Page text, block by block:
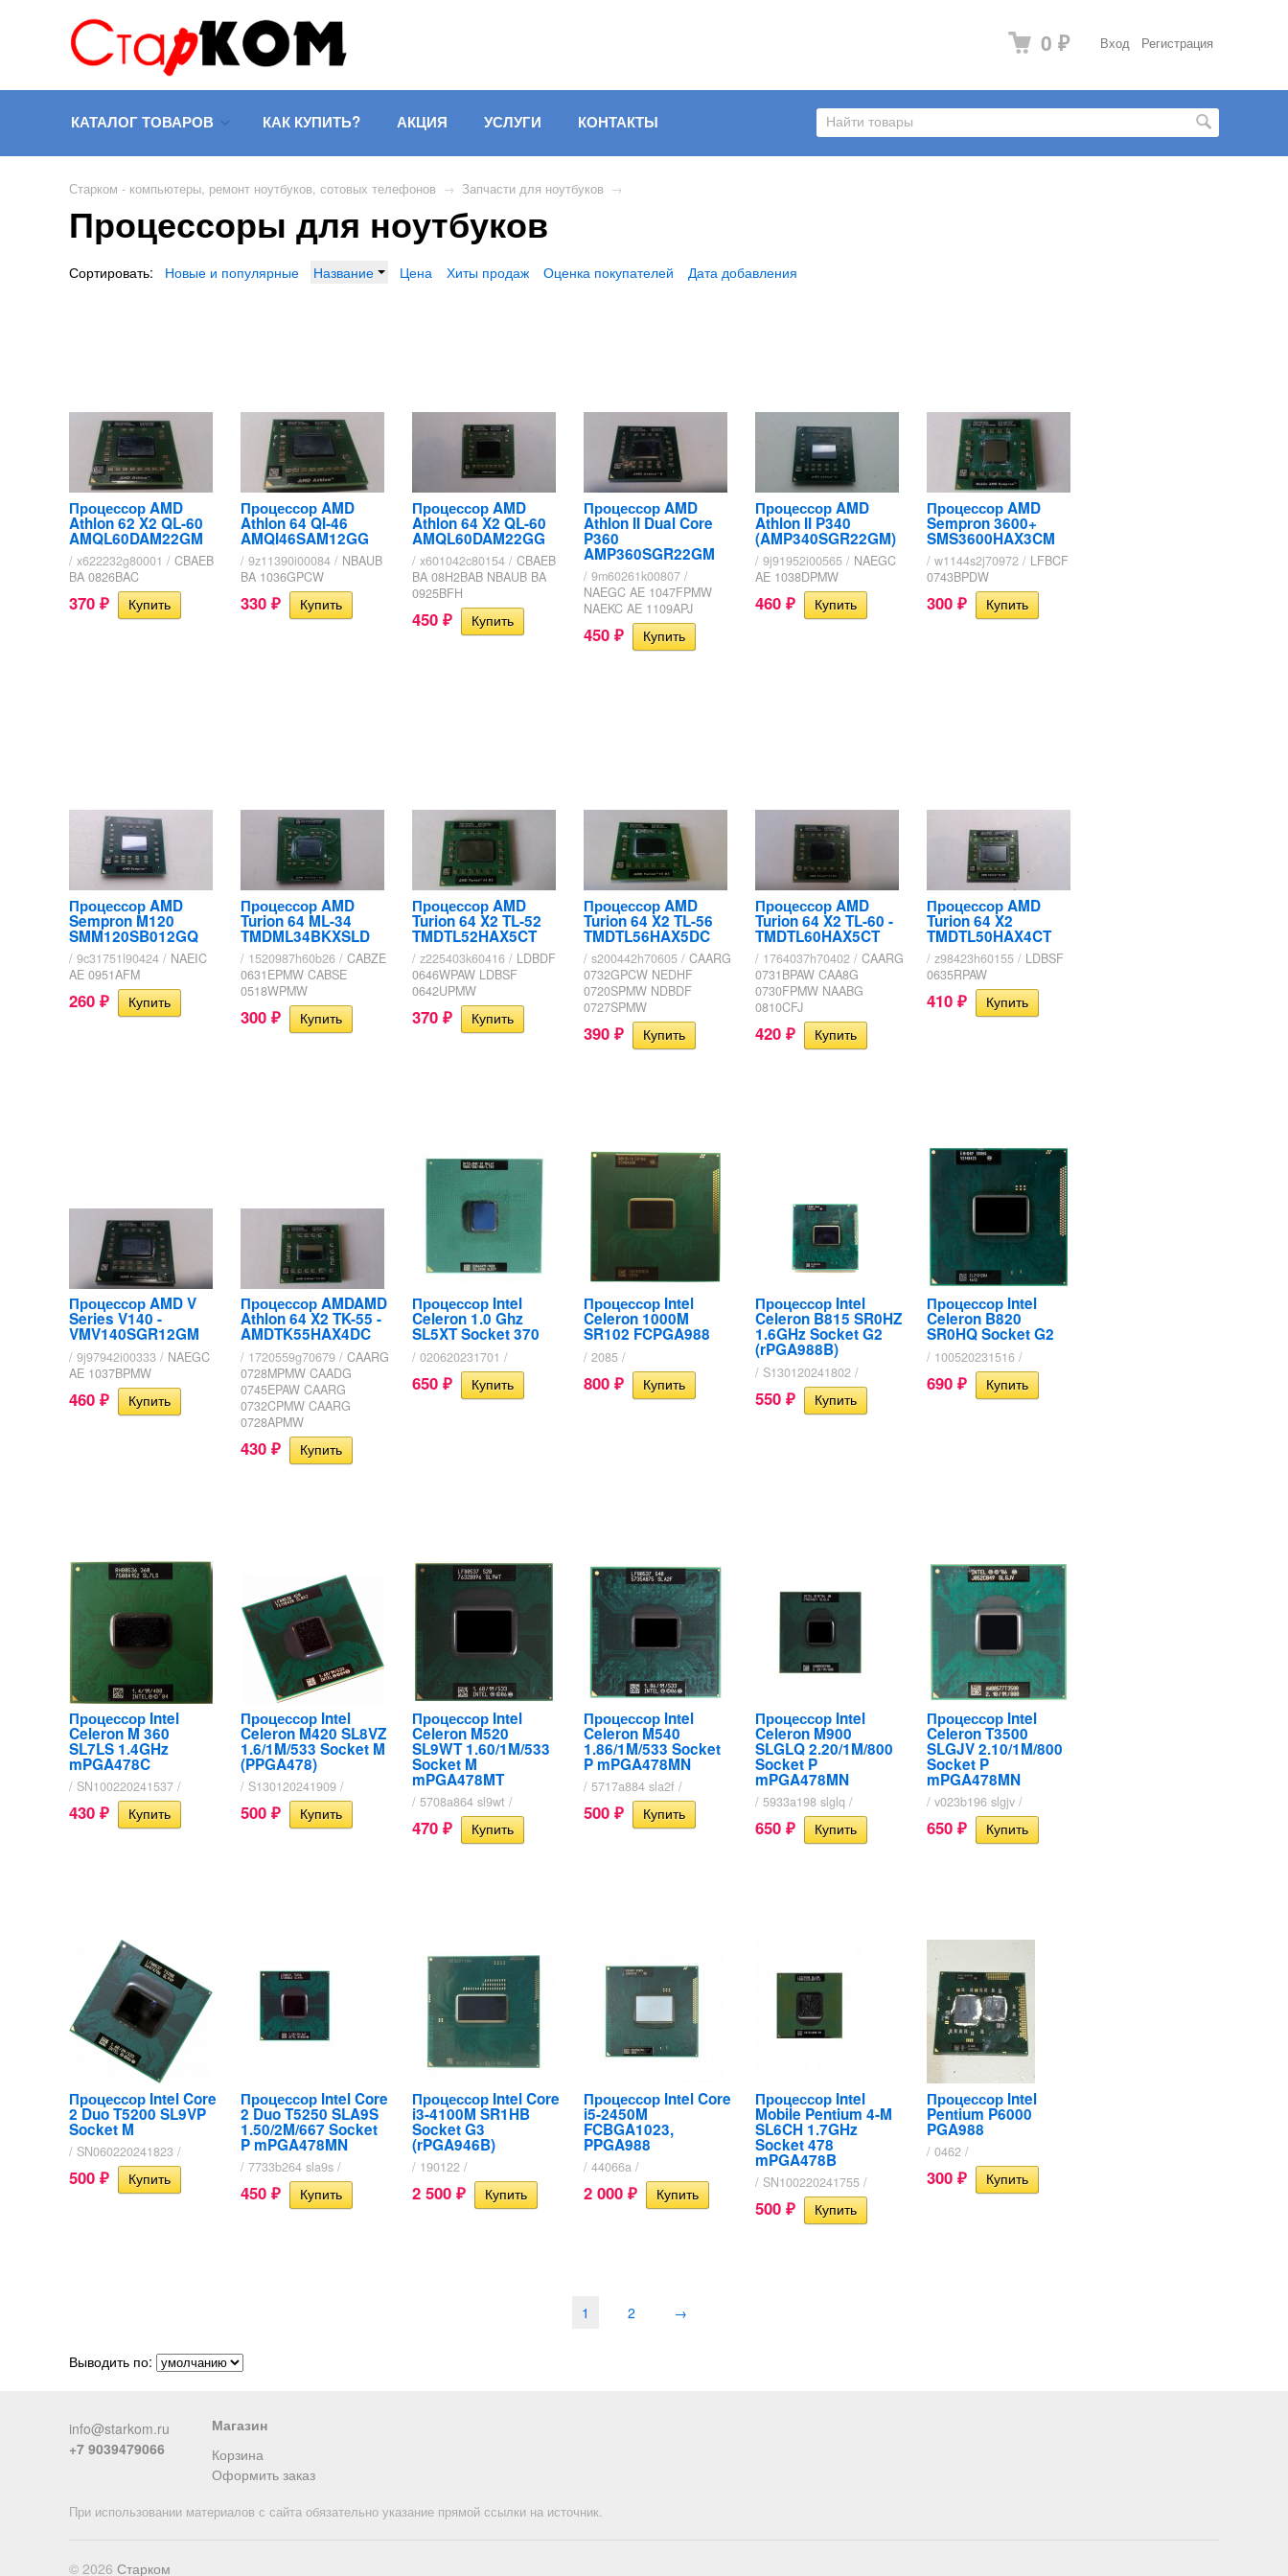
Вход Регистрация
0 ₽
КАТАЛОГ ТОВАРОВ КАК КУПИТЬ? АКЦИЯ УСЛУГИ КОНТАКТЫ
Старком - компьютеры, ремонт ноутбуков, сотовых телефонов → Запчасти для ноутбуков →
Процессоры для ноутбуков
Сортировать: Новые и популярные Название Цена Хиты продаж Оценка покупателей Дата добавления
Процессор AMD
Athlon 62 X2 QL-60
AMQL60DAM22GM
/ x622232g80001 / CBAEB
BA 0826BAC
370 ₽
Процессор AMD
Athlon 64 QI-46
AMQI46SAM12GG
/ 9z11390i00084 / NBAUB
BA 1036GPCW
330 ₽
Процессор AMD
Athlon 64 X2 QL-60
AMQL60DAM22GG
/ x601042c80154 / CBAEB
BA 08H2BAB NBAUB BA
0925BFH
450 ₽
Процессор AMD
Athlon II Dual Core
P360
AMP360SGR22GM
/ 9m60261k00807 /
NAEGC AE 1047FPMW
NAEKC AE 1109APJ
450 ₽
Процессор AMD
Athlon II P340
(AMP340SGR22GM)
/ 9j91952i00565 / NAEGC
AE 1038DPMW
460 ₽
Процессор AMD
Sempron 3600+
SMS3600HAX3CM
/ w1144s2j70972 / LFBCF
0743BPDW
300 ₽
Процессор AMD
Sempron M120
SMM120SB012GQ
/ 9c31751l90424 / NAEIC
AE 0951AFM
260 ₽
Процессор AMD
Turion 64 ML-34
TMDML34BKXSLD
/ 1520987h60b26 / CABZE
0631EPMW CABSE
0518WPMW
300 ₽
Процессор AMD
Turion 64 X2 TL-52
TMDTL52HAX5CT
/ z225403k60416 / LDBDF
0646WPAW LDBSF
0642UPMW
370 ₽
Процессор AMD
Turion 64 X2 TL-56
TMDTL56HAX5DC
/ s200442h70605 / CAARG
0732GPCW NEDHF
0720SPMW NDBDF
0727SPMW
390 ₽
Процессор AMD
Turion 64 X2 TL-60 -
TMDTL60HAX5CT
/ 1764037h70402 / CAARG
0731BPAW CAA8G
0730FPMW NAABG
0810CFJ
420 ₽
Процессор AMD
Turion 64 X2
TMDTL50HAX4CT
/ z98423h60155 / LDBSF
0635RPAW
410 ₽
Процессор AMD V
Series V140 -
VMV140SGR12GM
/ 9j97942i00333 / NAEGC
AE 1037BPMW
460 ₽
Процессор AMDAMD
Athlon 64 X2 TK-55 -
AMDTK55HAX4DC
/ 1720559g70679 / CAARG
0728MPMW CAADG
0745EPAW CAARG
0732CPMW CAARG
0728APMW
430 ₽
Процессор Intel
Celeron 1.0 Ghz
SL5XT Socket 370
/ 020620231701 /
650 ₽
Процессор Intel
Celeron 1000M
SR102 FCPGA988
/ 2085 /
800 ₽
Процессор Intel
Celeron B815 SR0HZ
1.6GHz Socket G2
(rPGA988B)
/ S130120241802 /
550 ₽
Процессор Intel
Celeron B820
SR0HQ Socket G2
/ 100520231516 /
690 ₽
Процессор Intel
Celeron M 360
SL7LS 1.4GHz
mPGA478C
/ SN100220241537 /
430 ₽
Процессор Intel
Celeron M420 SL8VZ
1.6/1M/533 Socket M
(PPGA478)
/ S130120241909 /
500 ₽
Процессор Intel
Celeron M520
SL9WT 1.60/1M/533
Socket M
mPGA478MT
/ 5708a864 sl9wt /
470 ₽
Процессор Intel
Celeron M540
1.86/1M/533 Socket
P mPGA478MN
/ 5717a884 sla2f /
500 ₽
Процессор Intel
Celeron M900
SLGLQ 2.20/1M/800
Socket P
mPGA478MN
/ 5933a198 slglq /
650 ₽
Процессор Intel
Celeron T3500
SLGJV 2.10/1M/800
Socket P
mPGA478MN
/ v023b196 slgjv /
650 ₽
Процессор Intel Core
2 Duo T5200 SL9VP
Socket M
/ SN060220241823 /
500 ₽
Процессор Intel Core
2 Duo T5250 SLA9S
1.50/2M/667 Socket
P mPGA478MN
/ 7733b264 sla9s /
450 ₽
Процессор Intel Core
i3-4100M SR1HB
Socket G3
(rPGA946B)
/ 190122 /
2 500 ₽
Процессор Intel Core
i5-2450M
FCBGA1023,
PPGA988
/ 44066a /
2 000 ₽
Процессор Intel
Mobile Pentium 4-M
SL6CH 1.7GHz
Socket 478
mPGA478B
/ SN100220241755 /
500 ₽
Процессор Intel
Pentium P6000
PGA988
/ 0462 /
300 ₽
1 2 →
Выводить по:
info@starkom.ru
+7 9039479066
Магазин
Корзина
Оформить заказ
При использовании материалов с сайта обязательно указание прямой ссылки на источник.
© 2026 Старком